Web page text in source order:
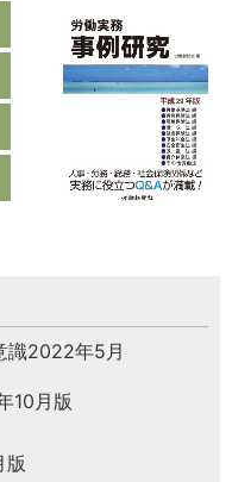
識2022年5月
10月版
版